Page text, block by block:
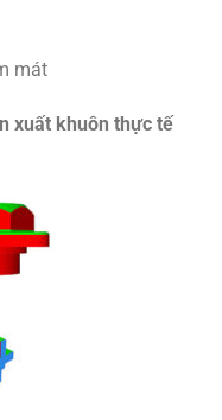
mát
xuất khuôn thực tế